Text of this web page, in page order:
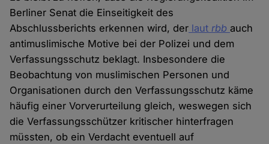
Berliner Senat die Einseitigkeit des
Abschlussberichts erkennen wird, der lautrbb auch
antimuslimische Motive bei der Polizei und dem
Verfassungsschutz beklagt. Insbesondere die
Beobachtung von muslimischen Personen und
Organisationen durch den Verfassungsschutz käme
häufig einer Vorverurteilung gleich, weswegen sich
die Verfassungsschützer kritischer hinterfragen
müssten, ob ein Verdacht eventuell auf